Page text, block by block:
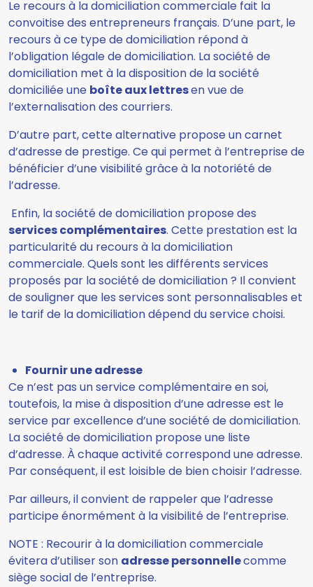
Le recours à la domiciliation commerciale fait la
convoitise des entrepreneurs français. D’une part, le
recours à ce type de domiciliation répond à
l’obligation légale de domiciliation. La société de
domiciliation met à la disposition de la société
domiciliée une boîte aux lettresen vue de
l’externalisation des courriers.
D’autre part, cette alternative propose un carnet
d’adresse de prestige. Ce qui permet à l’entreprise de
bénéficier d’une visibilité grâce à la notoriété de
l’adresse.
Enfin, la société de domiciliation propose des
services complémentaires. Cette prestation est la
particularité du recours à la domiciliation
commerciale. Quels sont les différents services
proposés par la société de domiciliation ? Il convient
de souligner que les services sont personnalisables et
le tarif de la domiciliation dépend du service choisi.
Fournir une adresse
Ce n’est pas un service complémentaire en soi,
toutefois, la mise à disposition d’une adresse est le
service par excellence d’une société de domiciliation.
La société de domiciliation propose une liste
d’adresse. À chaque activité correspond une adresse.
Par conséquent, il est loisible de bien choisir l’adresse.
Par ailleurs, il convient de rappeler que l’adresse
participe énormément à la visibilité de l’entreprise.
NOTE : Recourir à la domiciliation commerciale
évitera d’utiliser son adresse personnellecomme
siège social de l’entreprise.